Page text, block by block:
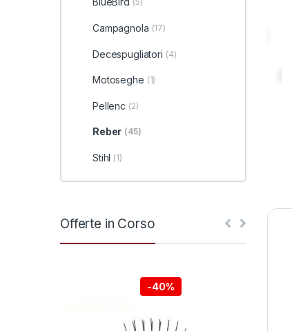
Campagnola (17)
Decespugliatori (4)
Motoseghe (1)
Pellenc (2)
Reber (45)
Stihl (1)
Offerte in Corso
-40%